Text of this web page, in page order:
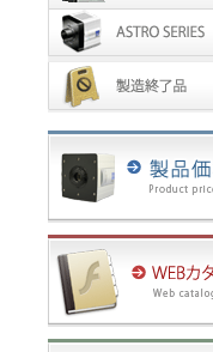
CCD & 16bitモデル
天体用冷却カメラ